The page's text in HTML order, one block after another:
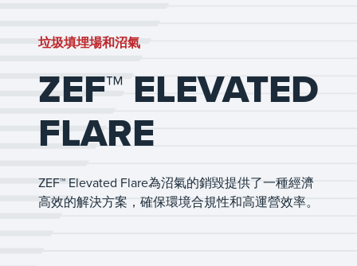
垃圾填埋場和沼氣
ZEF™ ELEVATED
FLARE
ZEF™ Elevated Flare為沼氣的銷毀提供了一種經濟
高效的解決方案，確保環境合規性和高運營效率。